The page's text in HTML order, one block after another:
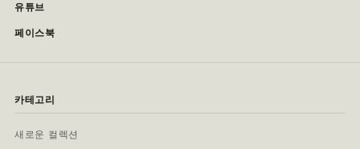
유튜브
페이스북
카테고리
새로운 컬렉션